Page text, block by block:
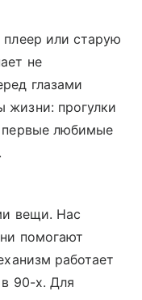
плеер или старую
не
глазами
жизни: прогулки
первые любимые
вещи. Нас
помогают
работает
90-х. Для